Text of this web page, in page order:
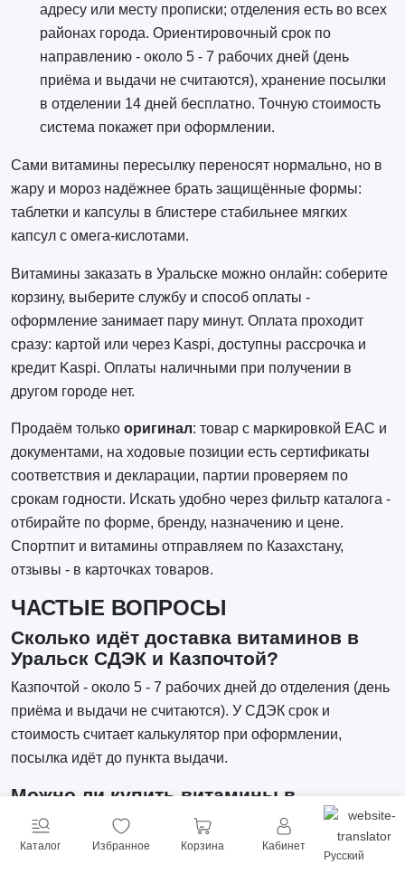
адресу или месту прописки; отделения есть во всех
районах города. Ориентировочный срок по
направлению - около 5 - 7 рабочих дней (день
приёма и выдачи не считаются), хранение посылки
в отделении 14 дней бесплатно. Точную стоимость
система покажет при оформлении.
Сами витамины пересылку переносят нормально, но в
жару и мороз надёжнее брать защищённые формы:
таблетки и капсулы в блистере стабильнее мягких
капсул с омега-кислотами.
Витамины заказать в Уральске можно онлайн: соберите
корзину, выберите службу и способ оплаты -
оформление занимает пару минут. Оплата проходит
сразу: картой или через Kaspi, доступны рассрочка и
кредит Kaspi. Оплаты наличными при получении в
другом городе нет.
Продаём только оригинал: товар с маркировкой EAC и
документами, на ходовые позиции есть сертификаты
соответствия и декларации, партии проверяем по
срокам годности. Искать удобно через фильтр каталога -
отбирайте по форме, бренду, назначению и цене.
Спортпит и витамины отправляем по Казахстану,
отзывы - в карточках товаров.
ЧАСТЫЕ ВОПРОСЫ
Сколько идёт доставка витаминов в
Уральск СДЭК и Казпочтой?
Казпочтой - около 5 - 7 рабочих дней до отделения (день
приёма и выдачи не считаются). У СДЭК срок и
стоимость считает калькулятор при оформлении,
посылка идёт до пункта выдачи.
Можно ли купить витамины в
рассрочку Kaspi?
Да, при оформлении доступны рассрочка и кредит
Каталог Избранное Корзина Кабинет
Русский